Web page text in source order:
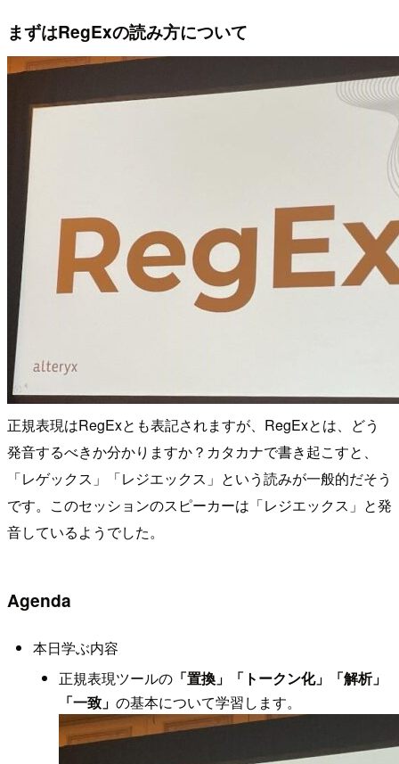
まずはRegExの読み方について
正規表現はRegExとも表記されますが、RegExとは、どう
発音するべきか分かりますか？カタカナで書き起こすと、
「レゲックス」「レジエックス」という読みが一般的だそう
です。このセッションのスピーカーは「レジエックス」と発
音しているようでした。
Agenda
本日学ぶ内容
正規表現ツールの「置換」「トークン化」「解析」
「一致」 の基本について学習します。